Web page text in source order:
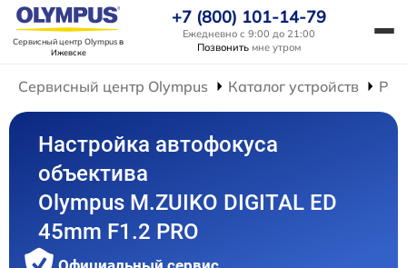
Сервисный центр Olympusв
Ижевске
+7 (800) 101-14-79
Ежедневно с 9:00 до 21:00
Позвонить мне утром
Сервисный центр Olympus Каталог устройств
Настройка автофокуса
объектива
Olympus M.ZUIKO DIGITAL ED
45mm F1.2 PRO